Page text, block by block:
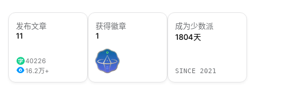
发布文章
11
40226
16.2万+
获得徽章
1
成为少数派
1804天
SINCE 2021